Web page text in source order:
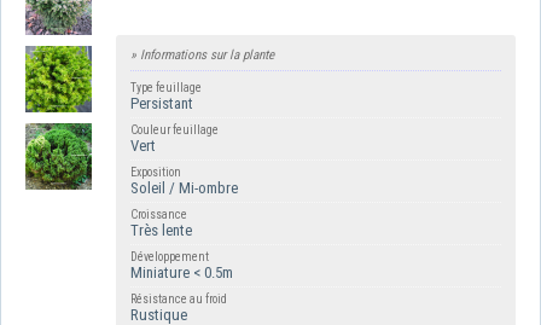
» Informations sur la plante
Type feuillage
Persistant
Couleur feuillage
Vert
Exposition
Soleil / Mi-ombre
Croissance
Très lente
Développement
Miniature < 0.5m
Résistance au froid
Rustique